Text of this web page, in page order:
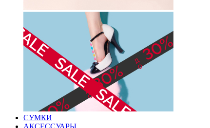
СУМКИ
АКСЕССУАРЫ